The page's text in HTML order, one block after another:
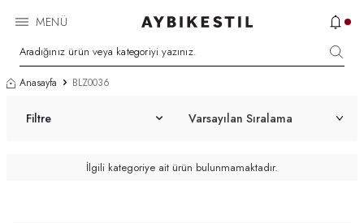
MENÜ
Anasayfa BLZ0036
Filtre
İlgili kategoriye ait ürün bulunmamaktadır.